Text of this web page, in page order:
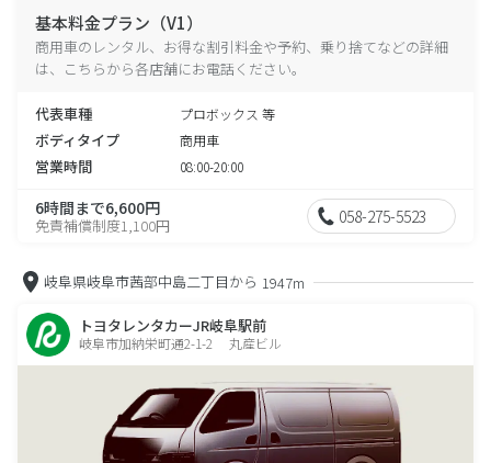
基本料金プラン（V1）
商用車のレンタル、お得な割引料金や予約、乗り捨てなどの詳細
は、こちらから各店舗にお電話ください。
代表車種 プロボックス 等
ボディタイプ 商用車
営業時間 08:00-20:00
6時間まで6,600円
免責補償制度1,100円 058-275-5523
岐阜県岐阜市茜部中島二丁目から 1947m
トヨタレンタカーJR岐阜駅前
岐阜市加納栄町通2-1-2 丸産ビル